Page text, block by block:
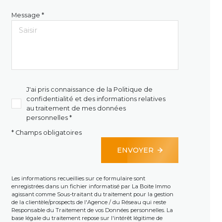
Message *
J'ai pris connaissance de la Politique de
confidentialité et des informations relatives
au traitement de mes données
personnelles *
* Champs obligatoires
ENVOYER
Les informations recueillies sur ce formulaire sont
enregistrées dans un fichier informatisé par La Boite Immo
agissant comme Sous-traitant du traitement pour la gestion
de la clientèle/prospects de l'Agence / du Réseau qui reste
Responsable du Traitement de vos Données personnelles. La
base légale du traitement repose sur l'intérêt légitime de